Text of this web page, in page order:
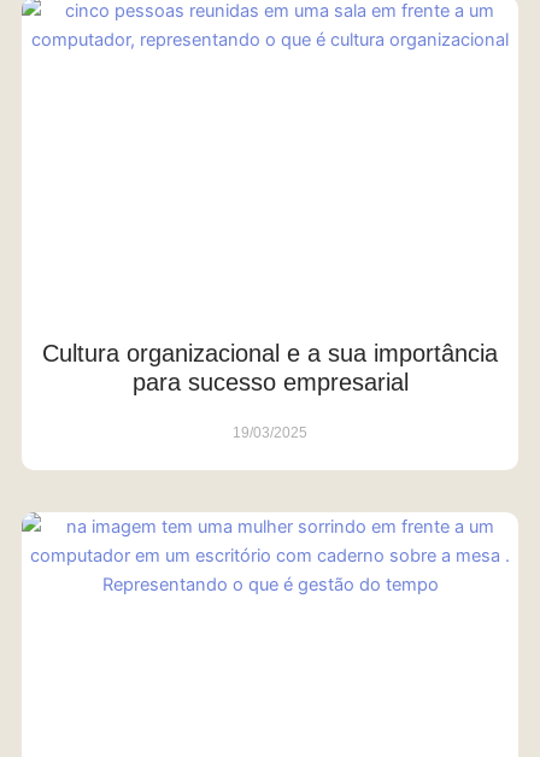
Cultura organizacional e a sua importância
para sucesso empresarial
19/03/2025